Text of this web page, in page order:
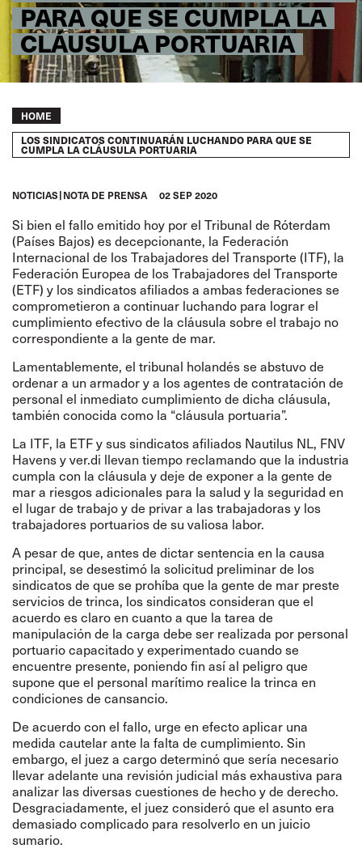
PARA QUE SE CUMPLA LA
CLÁUSULA PORTUARIA
Breadcrumb
HOME
LOS SINDICATOS CONTINUARÁN LUCHANDO PARA QUE SE
CUMPLA LA CLÁUSULA PORTUARIA
NOTICIAS NOTA DE PRENSA 02 SEP 2020
Si bien el fallo emitido hoy por el Tribunal de Róterdam
(Países Bajos) es decepcionante, la Federación
Internacional de los Trabajadores del Transporte (ITF), la
Federación Europea de los Trabajadores del Transporte
(ETF) y los sindicatos afiliados a ambas federaciones se
comprometieron a continuar luchando para lograr el
cumplimiento efectivo de la cláusula sobre el trabajo no
correspondiente a la gente de mar.
Lamentablemente, el tribunal holandés se abstuvo de
ordenar a un armador y a los agentes de contratación de
personal el inmediato cumplimiento de dicha cláusula,
también conocida como la “cláusula portuaria”.
La ITF, la ETF y sus sindicatos afiliados Nautilus NL, FNV
Havens y ver.di llevan tiempo reclamando que la industria
cumpla con la cláusula y deje de exponer a la gente de
mar a riesgos adicionales para la salud y la seguridad en
el lugar de trabajo y de privar a las trabajadoras y los
trabajadores portuarios de su valiosa labor.
A pesar de que, antes de dictar sentencia en la causa
principal, se desestimó la solicitud preliminar de los
sindicatos de que se prohíba que la gente de mar preste
servicios de trinca, los sindicatos consideran que el
acuerdo es claro en cuanto a que la tarea de
manipulación de la carga debe ser realizada por personal
portuario capacitado y experimentado cuando se
encuentre presente, poniendo fin así al peligro que
supone que el personal marítimo realice la trinca en
condiciones de cansancio.
De acuerdo con el fallo, urge en efecto aplicar una
medida cautelar ante la falta de cumplimiento. Sin
embargo, el juez a cargo determinó que sería necesario
llevar adelante una revisión judicial más exhaustiva para
analizar las diversas cuestiones de hecho y de derecho.
Desgraciadamente, el juez consideró que el asunto era
demasiado complicado para resolverlo en un juicio
sumario.